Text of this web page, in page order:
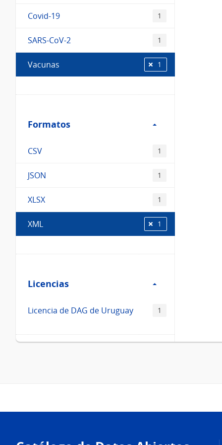
Covid-19 1
SARS-CoV-2 1
Vacunas 1
Formatos
Formatos
CSV 1
JSON 1
XLSX 1
XML 1
Licencias
Licencias
Licencia de DAG de Uruguay 1